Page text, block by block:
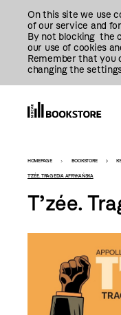
On this site we use
of our service and
By not blocking the
our use of cookies
Remember that you
changing the
-
szablon
HOMEPAGE BOOKSTORE
T’ZÉE. TRAGEDIA AFRYKAŃSKA
T’zée.